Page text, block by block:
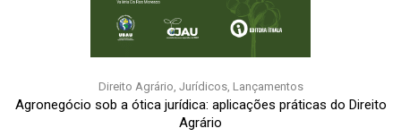
Direito Agrário Jurídicos, Lançamentos
Agronegócio sob a ótica jurídica: aplicações práticas do Direito
Agrário